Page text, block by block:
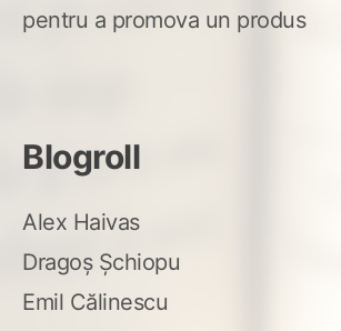
pentru a promova un produs
Blogroll
Alex Haivas
Dragoș Șchiopu
Emil Călinescu